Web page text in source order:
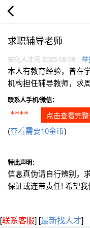
求职辅导老师
安化人才网 2026.08.09 举
本人有教育经验，曾在
机构担任辅导教师，求
联系人手机/微信：
**** 点击查看完
(查看需要10金币)
特此声明：
信息真伪请自行辨别，
保证或连带责任! 希望我
[联系客服] [最新找人才]